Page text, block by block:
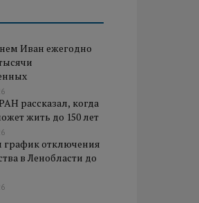
Иван ежегодно
рассказал, когда
жить до 150 лет
график отключения
в Ленобласти до